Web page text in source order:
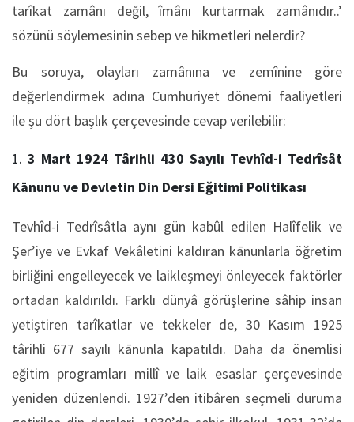
tarîkat zamânı değil, îmânı kurtarmak zamânıdır..’
sözünü söylemesinin sebep ve hikmetleri nelerdir?
Bu soruya, olayları zamânına ve zemînine göre
değerlendirmek adına Cumhuriyet dönemi faaliyetleri
ile şu dört başlık çerçevesinde cevap verilebilir:
3 Mart 1924 Târihli 430 Sayılı Tevhîd-i Tedrîsât
Kānunu ve Devletin Din Dersi Eğitimi Politikası
Tevhîd-i Tedrîsâtla aynı gün kabûl edilen Halîfelik ve
Şer’iye ve Evkaf Vekâletini kaldıran kānunlarla öğretim
birliğini engelleyecek ve laikleşmeyi önleyecek faktörler
ortadan kaldırıldı. Farklı dünyâ görüşlerine sâhip insan
yetiştiren tarîkatlar ve tekkeler de, 30 Kasım 1925
târihli 677 sayılı kānunla kapatıldı. Daha da önemlisi
eğitim programları millî ve laik esaslar çerçevesinde
yeniden düzenlendi. 1927’den itibâren seçmeli duruma